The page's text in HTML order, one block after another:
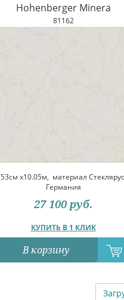
Hohenberger Minera
81162
53см x10.05м, материал
Германия
КУПИТЬ В 1 КЛИК
27 100 руб.
В корзину